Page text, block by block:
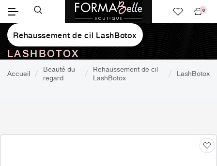
panier
0
Rehaussement de cil LashBotox
LASHBOTOX
Accueil
Beauté du
regard
Rehaussement de cil
LashBotox
LashBotox